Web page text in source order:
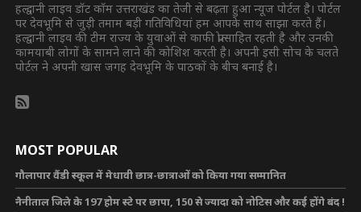
हल्द्वानी लाइव डॉट कॉम उत्तराखंड का तेजी से बढ़ता हुआ न्यूज पोर्टल है। पोर्टल
पर देवभूमि से जुड़ी तमाम बड़ी गतिविधियां हम आपके साथ साझा करते हैं।
हल्द्वानी लाइव की टीम राज्य के युवाओं से काफी प्रोत्साहित रहती है और उनकी
कामयाबी लोगों के सामने लाने की कोशिश करती है। अपनी इसी सोच के चलते
पोर्टल ने अपनी खास जगह देवभूमि के पाठकों के बीच बनाई है।
MOST POPULAR
गौलापार वैंडी स्कूल में मेधावी छात्र-छात्राओं को किया गया सम्मानित
नैनीताल जिले के 197 होम स्टे पर छापा, 150 से ज्यादा को नोटिस और कई होंगे बंद !